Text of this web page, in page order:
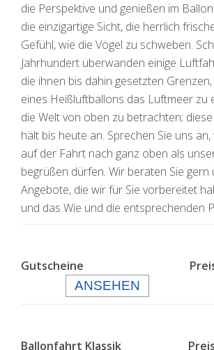
die Perspektive und genießen im
die einzigartige Sicht, die herrlich
Gefühl, wie die Vögel zu schweben.
Jahrhundert überwanden einige
die ihnen bis dahin gesetzten
eines Heißluftballons das Luftmeer zu
die Welt von oben zu betrachten;
hält bis heute an. Sprechen Sie uns
auf der Fahrt nach ganz oben als
begrüßen dürfen. Wir beraten Sie gern
Angebote, die wir für Sie vorbereitet
und das Wie und die entsprechenden
Gutscheine Preis
ANSEHEN
Ballonfahrt Klassik Preis